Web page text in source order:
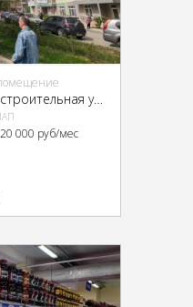
ЮАО, г. Москва, Судостроительная ул., 3
000 руб/мес